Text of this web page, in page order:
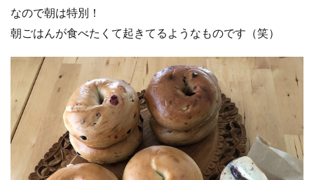
なので朝は特別！
朝ごはんが食べたくて起きてるようなものです（笑）